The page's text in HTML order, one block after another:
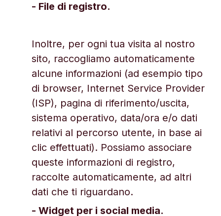
- File di registro.
Inoltre, per ogni tua visita al nostro
sito, raccogliamo automaticamente
alcune informazioni (ad esempio tipo
di browser, Internet Service Provider
(ISP), pagina di riferimento/uscita,
sistema operativo, data/ora e/o dati
relativi al percorso utente, in base ai
clic effettuati). Possiamo associare
queste informazioni di registro,
raccolte automaticamente, ad altri
dati che ti riguardano.
- Widget per i social media.